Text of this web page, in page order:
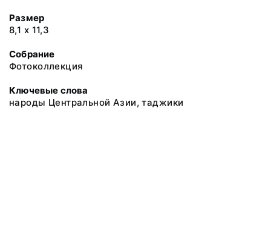
Размер
8,1 х 11,3
Собрание
Фотоколлекция
Ключевые слова
народы Центральной Азии, таджики